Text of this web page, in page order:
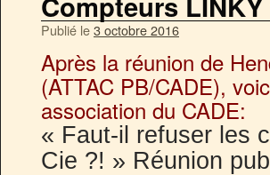
Publié le3 octobre 2016
Après la réunion de
(ATTAC PB/CADE),
association du CADE:
« Faut-il refuser les
Cie ?! » Réunion